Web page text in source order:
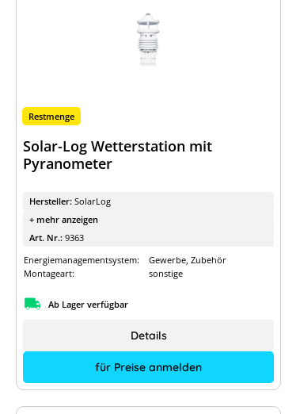
Restmenge
Solar-Log Wetterstation mit
Pyranometer
Hersteller: SolarLog
+ mehr anzeigen
Art. Nr.: 9363
Energiemanagementsystem:
Gewerbe, Zubehör
Montageart:
sonstige
Ab Lager verfügbar
für Preise anmelden
Details